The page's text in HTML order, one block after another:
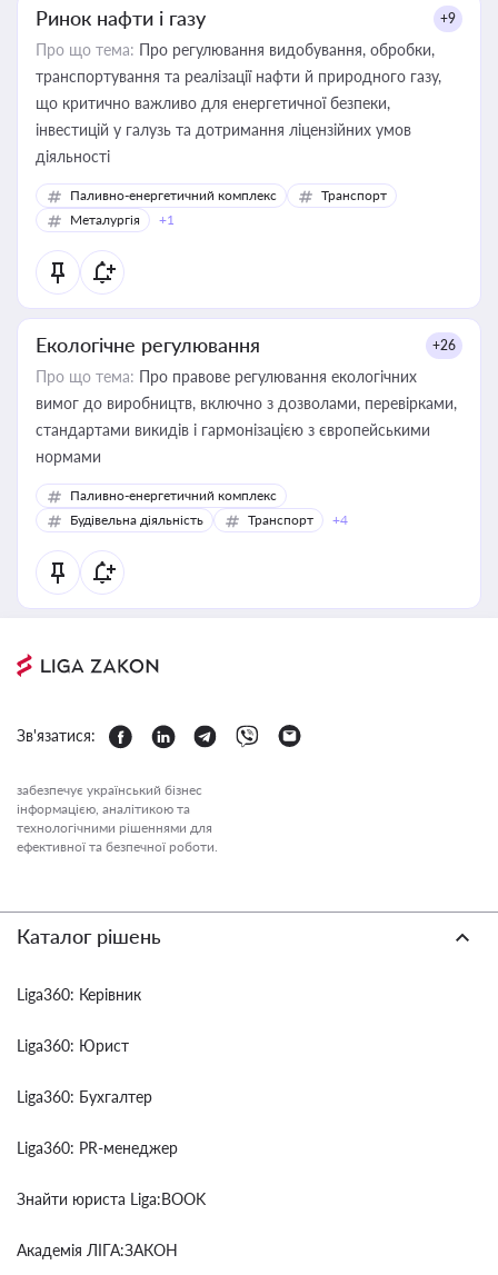
Ринок нафти і газу +9
Про що тема: Про регулювання видобування, обробки,
транспортування та реалізації нафти й природного газу,
що критично важливо для енергетичної безпеки,
інвестицій у галузь та дотримання ліцензійних умов
діяльності
Паливно-енергетичний комплекс
Транспорт
Металургія
+1
Екологічне регулювання +26
Про що тема: Про правове регулювання екологічних
вимог до виробництв, включно з дозволами, перевірками,
стандартами викидів і гармонізацією з європейськими
нормами
Паливно-енергетичний комплекс
Будівельна діяльність
Транспорт +4
Зв'язатися:
забезпечує український бізнес
інформацією, аналітикою та
технологічними рішеннями для
ефективної та безпечної роботи.
Каталог рішень
Liga360: Керівник
Liga360: Юрист
Liga360: Бухгалтер
Liga360: PR-менеджер
Знайти юриста Liga:BOOK
Академія ЛІГА:ЗАКОН